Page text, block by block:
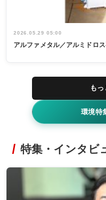
2026.05.29 05:00
アルファメタル／アルミドロ
も
環境特
特集・インタビ